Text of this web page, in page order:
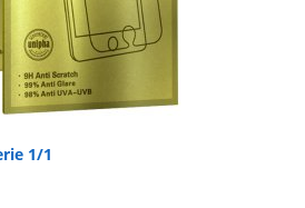
1/1